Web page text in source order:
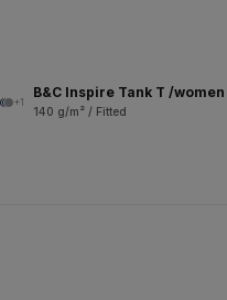
+1
B&C Inspire Tank T /women
140 g/m² / Fitted